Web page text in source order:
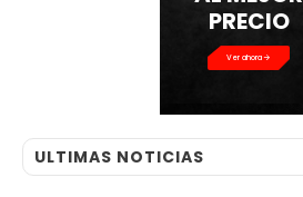
PRECIO
Ver ahora
ULTIMAS NOTICIAS